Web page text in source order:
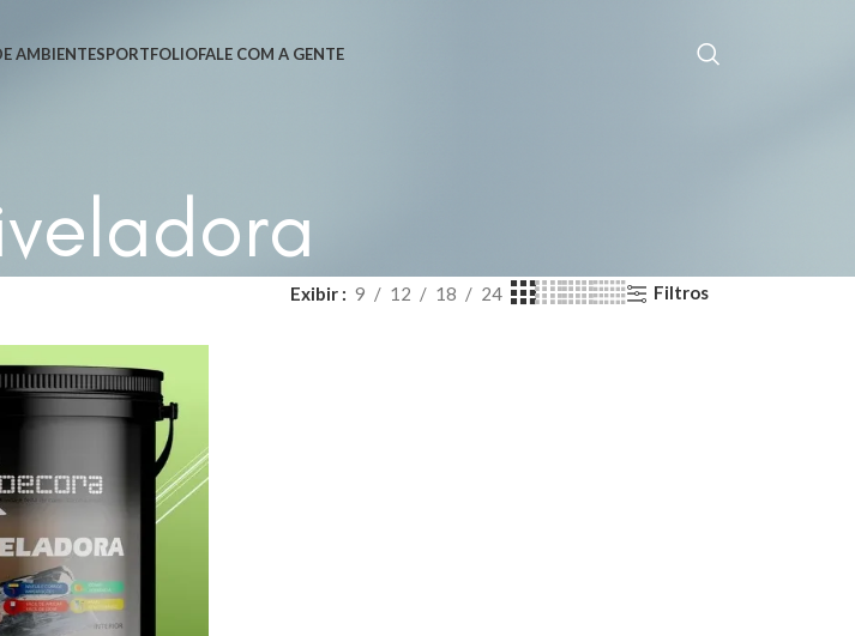
AMBIENTESPORTFOLIOFALE COM A GENTE
Exibir 9 12 18 24 Filtros